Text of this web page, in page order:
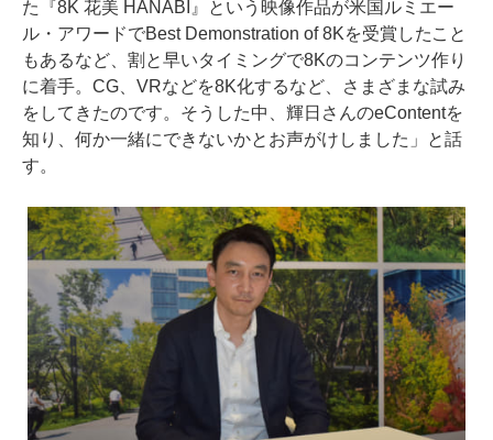
た『8K 花美 HANABI』という映像作品が米国ルミエー
ル・アワードでBest Demonstration of 8Kを受賞したこと
もあるなど、割と早いタイミングで8Kのコンテンツ作り
に着手。CG、VRなどを8K化するなど、さまざまな試み
をしてきたのです。そうした中、輝日さんのeContentを
知り、何か一緒にできないかとお声がけしました」と話
す。